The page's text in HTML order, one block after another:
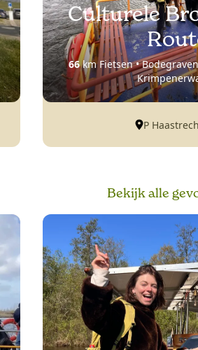
Culturele
66km Fietsen •
P
Bekijk alle